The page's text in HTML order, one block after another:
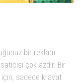
bir reklam
çok azdır. Bir
için, sadece kravat